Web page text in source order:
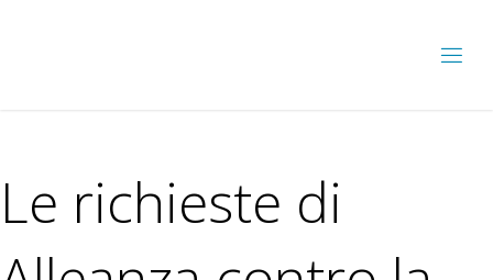
Le richieste di